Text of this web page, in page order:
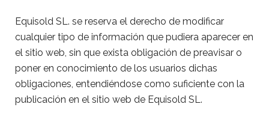
Equisold SL. se reserva el derecho de modificar
cualquier tipo de información que pudiera aparecer en
el sitio web, sin que exista obligación de preavisar o
poner en conocimiento de los usuarios dichas
obligaciones, entendiéndose como suficiente con la
publicación en el sitio web de Equisold SL.